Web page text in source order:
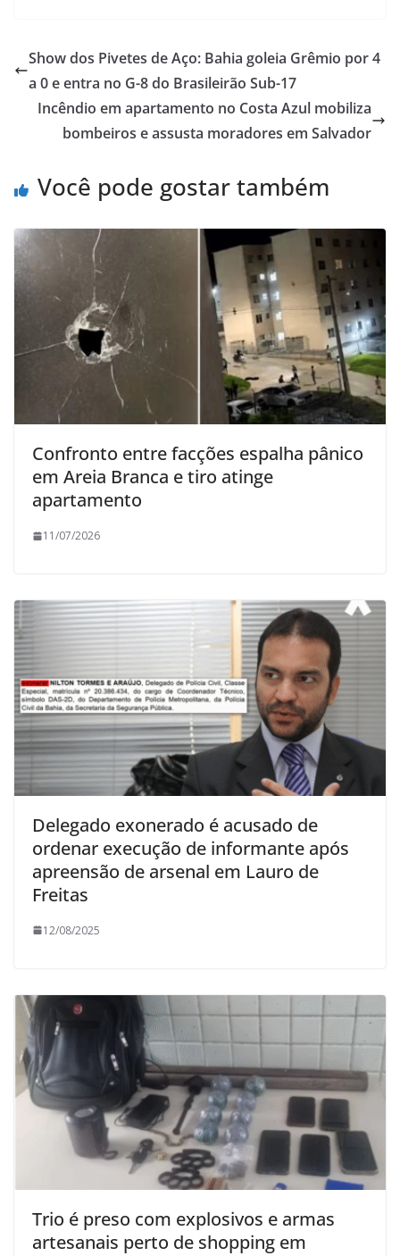
Show dos Pivetes de Aço: Bahia goleia Grêmio por 4
a 0 e entra no G-8 do Brasileirão Sub-17
Incêndio em apartamento no Costa Azul mobiliza
bombeiros e assusta moradores em Salvador
Você pode gostar também
Confronto entre facções espalha pânico
em Areia Branca e tiro atinge
apartamento
11/07/2026
Delegado exonerado é acusado de
ordenar execução de informante após
apreensão de arsenal em Lauro de
Freitas
12/08/2025
Trio é preso com explosivos e armas
artesanais perto de shopping em